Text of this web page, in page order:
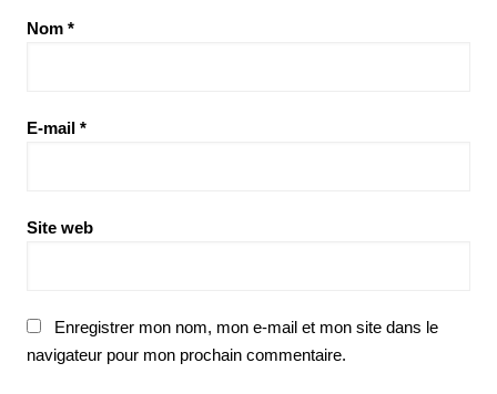
Nom *
E-mail *
Site web
Enregistrer mon nom, mon e-mail et mon site dans le
navigateur pour mon prochain commentaire.